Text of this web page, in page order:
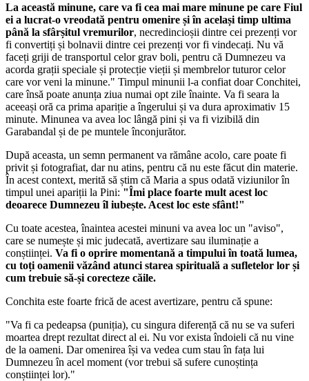
La această minune, care va fi cea mai mare minune pe care Fiul
ei a lucrat-o vreodată pentru omenire și în același timp ultima
până la sfârșitul vremurilor, necredincioșii dintre cei prezenți vor
fi convertiți și bolnavii dintre cei prezenți vor fi vindecați. Nu vă
faceți griji de transportul celor grav boli, pentru că Dumnezeu va
acorda grații speciale și protecție vieții și membrelor tuturor celor
care vor veni la minune." Timpul minunii l-a confiat doar Conchitei,
care însă poate anunța ziua numai opt zile înainte. Va fi seara la
aceeași oră ca prima apariție a îngerului și va dura aproximativ 15
minute. Minunea va avea loc lângă pini și va fi vizibilă din
Garabandal și de pe muntele înconjurător.
După aceasta, un semn permanent va rămâne acolo, care poate fi
privit și fotografiat, dar nu atins, pentru că nu este făcut din materie.
În acest context, merită să știm că Maria a spus odată viziunilor în
timpul unei apariții la Pini: "Îmi place foarte mult acest loc
deoarece Dumnezeu îl iubește. Acest loc este sfânt!"
Cu toate acestea, înaintea acestei minuni va avea loc un "aviso",
care se numește și mic judecată, avertizare sau iluminație a
conștiinței. Va fi o oprire momentană a timpului în toată lumea,
cu toți oamenii văzând atunci starea spirituală a sufletelor lor și
cum trebuie să-și corecteze căile.
Conchita este foarte frică de acest avertizare, pentru că spune:
"Va fi ca pedeapsa (puniția), cu singura diferență că nu se va suferi
moartea drept rezultat direct al ei. Nu vor exista îndoieli că nu vine
de la oameni. Dar omenirea își va vedea cum stau în fața lui
Dumnezeu în acel moment (vor trebui să sufere cunoștința
conștiinței lor)."